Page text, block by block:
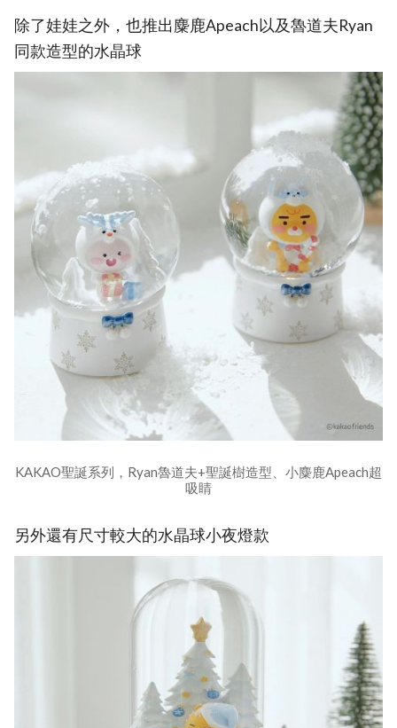
除了娃娃之外，也推出麋鹿Apeach以及魯道夫Ryan
同款造型的水晶球
KAKAO聖誕系列，Ryan魯道夫+聖誕樹造型、小麋鹿Apeach超
吸睛
另外還有尺寸較大的水晶球小夜燈款